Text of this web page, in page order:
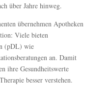
über Jahre hinweg.
übernehmen Apotheken
Viele bieten
(pDL) wie
an. Damit
ihre Gesundheitswerte
besser verstehen.